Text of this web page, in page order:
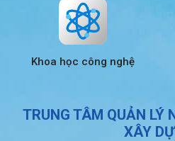
Khoa học công nghệ
TRUNG TÂM QUẢN LÝ
XÂY